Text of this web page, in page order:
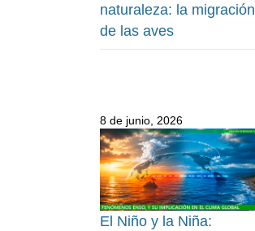
naturaleza: la migración
de las aves
8 de junio, 2026
El Niño y la Niña: